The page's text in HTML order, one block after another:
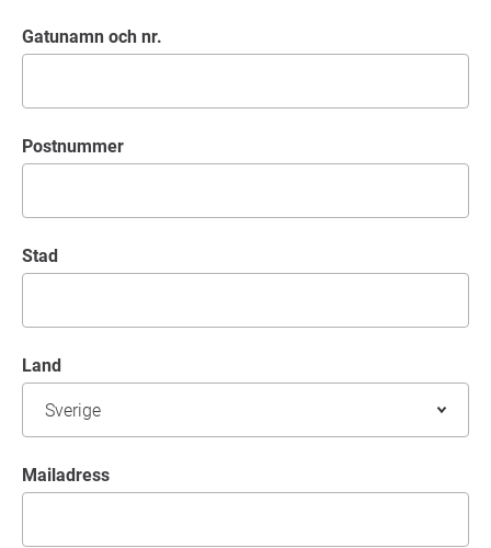
Gatunamn och nr.
Postnummer
Stad
Land
mailadress